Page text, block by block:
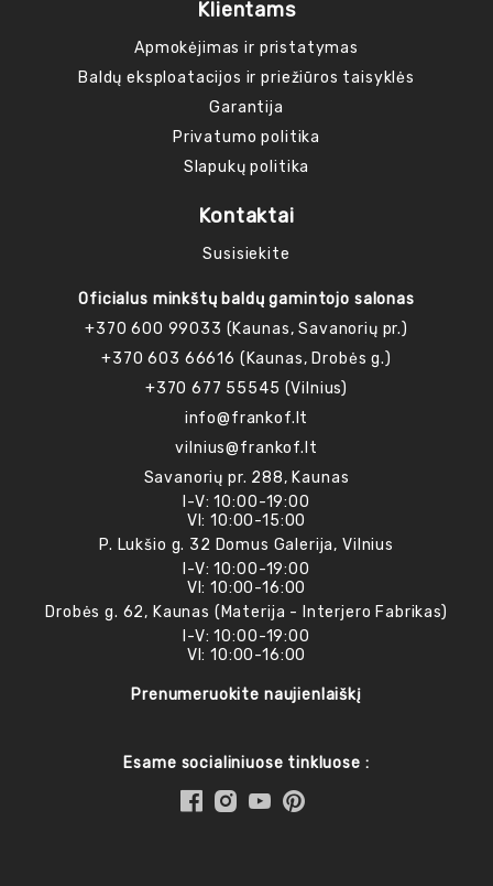
Klientams
Apmokėjimas ir pristatymas
Baldų eksploatacijos ir priežiūros taisyklės
Garantija
Privatumo politika
Slapukų politika
Kontaktai
Susisiekite
Oficialus minkštų baldų gamintojo salonas
+370 600 99033 (Kaunas, Savanorių pr.)
+370 603 66616 (Kaunas, Drobės g.)
+370 677 55545 (Vilnius)
info@frankof.lt
vilnius@frankof.lt
Savanorių pr. 288, Kaunas
I-V: 10:00-19:00
VI: 10:00-15:00
P. Lukšio g. 32 Domus Galerija, Vilnius
I-V: 10:00-19:00
VI: 10:00-16:00
Drobės g. 62, Kaunas (Materija - Interjero Fabrikas)
I-V: 10:00-19:00
VI: 10:00-16:00
Prenumeruokite naujienlaiškį
Esame socialiniuose tinkluose :